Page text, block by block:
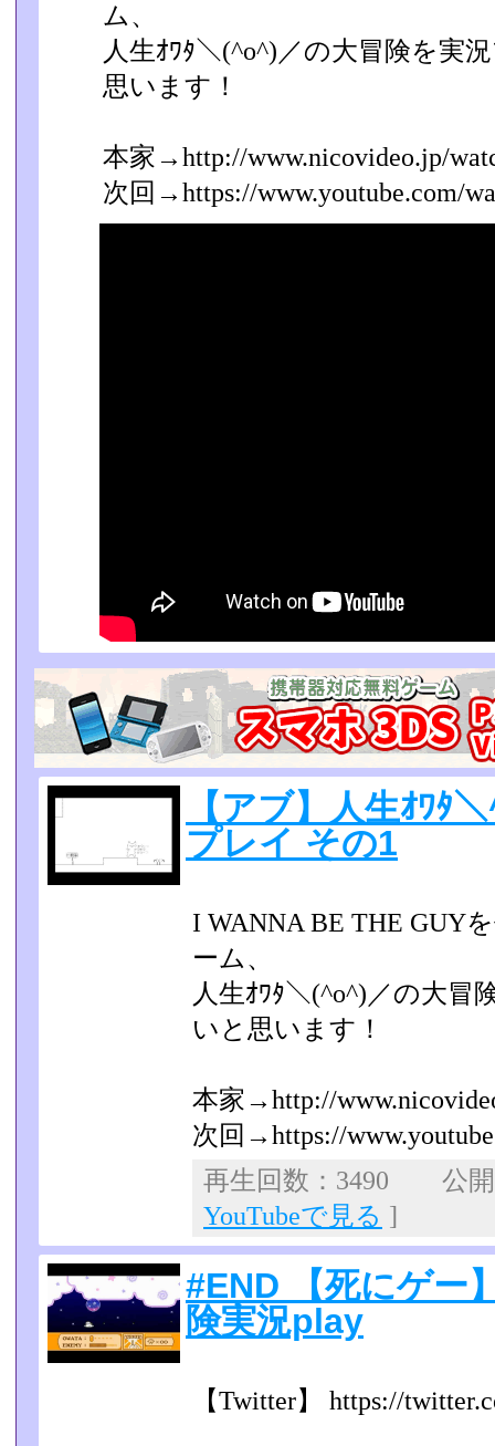
ム、
人生ｵﾜﾀ＼(^o^)／の大冒険を実
思います！
本家→http://www.nicovideo.jp/
次回→https://www.youtube.com/
【アブ】人生ｵﾜﾀ
プレイ その1
I WANNA BE THE GUY
ーム、
人生ｵﾜﾀ＼(^o^)／の大
いと思います！
本家→http://
次回→https://
再生回数：3490 公
YouTubeで見る ]
#END 【死にゲー
険実況play
【Twitter】 https://